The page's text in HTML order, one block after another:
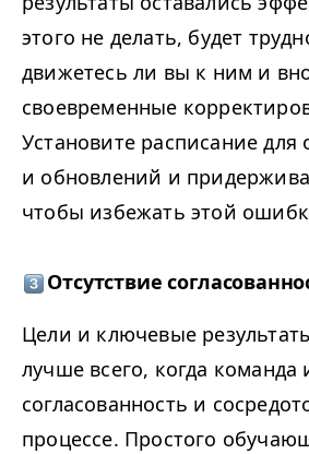
этого не делать, будет
движетесь ли вы к ним и
своевременные
Установите расписание для
и обновлений и
чтобы избежать этой
Отсутствие
Цели и ключевые
лучше всего, когда команда
согласованность и
процессе. Простого